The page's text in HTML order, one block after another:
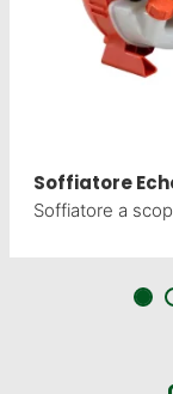
Soffiatore
Soffiatore a